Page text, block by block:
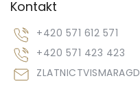
Kontakt
ZLATNICTVISMARAGD
+420 571 612 571
+420 571 423 423